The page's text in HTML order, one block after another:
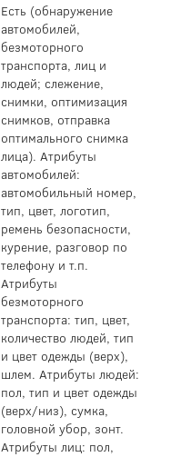
Есть (обнаружение
автомобилей,
безмоторного
транспорта, лиц и
людей; слежение,
снимки, оптимизация
снимков, отправка
оптимального снимка
лица). Атрибуты
автомобилей:
автомобильный номер,
тип, цвет, логотип,
ремень безопасности,
курение, разговор по
телефону и т.п.
Атрибуты
безмоторного
транспорта: тип, цвет,
количество людей, тип
и цвет одежды (верх),
шлем. Атрибуты людей:
пол, тип и цвет одежды
(верх/низ), сумка,
головной убор, зонт.
Атрибуты лиц: пол,